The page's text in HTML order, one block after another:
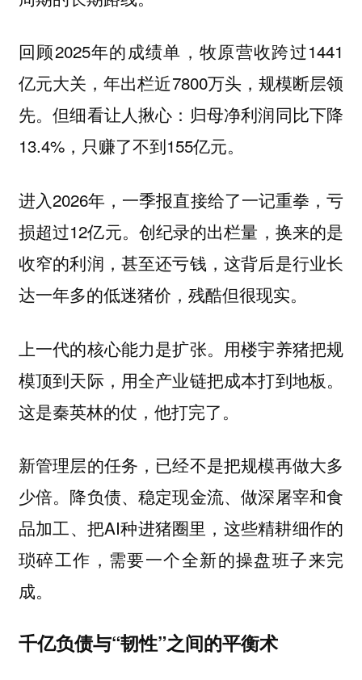
回顾2025年的成绩单，牧原营收跨过1441
亿元大关，年出栏近7800万头，规模断层领
先。但细看让人揪心：归母净利润同比下降
13.4%，只赚了不到155亿元。
进入2026年，一季报直接给了一记重拳，亏
损超过12亿元。创纪录的出栏量，换来的是
收窄的利润，甚至还亏钱，这背后是行业长
达一年多的低迷猪价，残酷但很现实。
上一代的核心能力是扩张。用楼宇养猪把规
模顶到天际，用全产业链把成本打到地板。
这是秦英林的仗，他打完了。
新管理层的任务，已经不是把规模再做大多
少倍。降负债、稳定现金流、做深屠宰和食
品加工、把AI种进猪圈里，这些精耕细作的
琐碎工作，需要一个全新的操盘班子来完
成。
千亿负债与“韧性”之间的平衡术